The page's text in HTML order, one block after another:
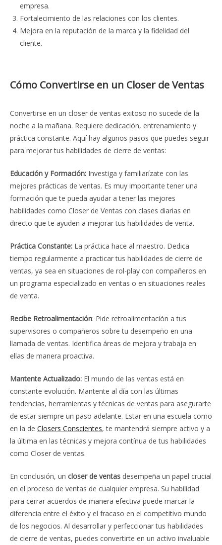
empresa.
Fortalecimiento de las relaciones con los clientes.
Mejora en la reputación de la marca y la fidelidad del
cliente.
Cómo Convertirse en un Closer de Ventas
Convertirse en un closer de ventas exitoso no sucede de la
noche a la mañana. Requiere dedicación, entrenamiento y
práctica constante. Aquí hay algunos pasos que puedes seguir
para mejorar tus habilidades de cierre de ventas:
Educación y Formación: Investiga y familiarízate con las
mejores prácticas de ventas. Es muy importante tener una
formación que te pueda ayudar a tener las mejores
habilidades como Closer de Ventas con clases diarias en
directo que te ayuden a mejorar tus habilidades de venta.
Práctica Constante: La práctica hace al maestro. Dedica
tiempo regularmente a practicar tus habilidades de cierre de
ventas, ya sea en situaciones de rol-play con compañeros en
un programa especializado en ventas o en situaciones reales
de venta.
Recibe Retroalimentación: Pide retroalimentación a tus
supervisores o compañeros sobre tu desempeño en una
llamada de ventas. Identifica áreas de mejora y trabaja en
ellas de manera proactiva.
Mantente Actualizado: El mundo de las ventas está en
constante evolución. Mantente al día con las últimas
tendencias, herramientas y técnicas de ventas para asegurarte
de estar siempre un paso adelante. Estar en una escuela como
en la de Closers Conscientes, te mantendrá siempre activo y a
la última en las técnicas y mejora contínua de tus habilidades
como Closer de ventas.
En conclusión, un closer de ventas desempeña un papel crucial
en el proceso de ventas de cualquier empresa. Su habilidad
para cerrar acuerdos de manera efectiva puede marcar la
diferencia entre el éxito y el fracaso en el competitivo mundo
de los negocios. Al desarrollar y perfeccionar tus habilidades
de cierre de ventas, puedes convertirte en un activo invaluable